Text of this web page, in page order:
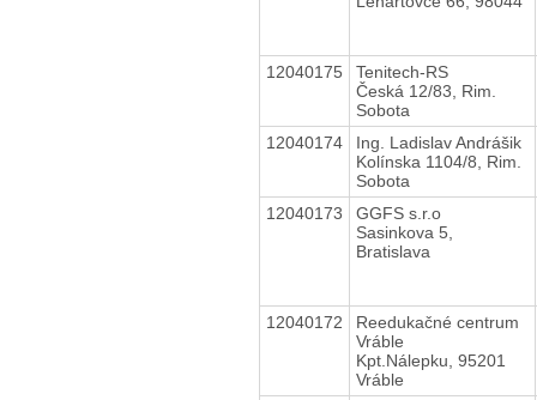
12040175
Tenitech-RS
Česká 12/83, Rim.
Sobota
12040174
Ing. Ladislav Andrášik
Kolínska 1104/8, Rim.
Sobota
12040173
GGFS s.r.o
Sasinkova 5,
Bratislava
12040172
Reedukačné centrum
Vráble
Kpt.Nálepku, 95201
Vráble